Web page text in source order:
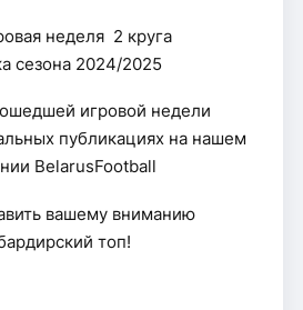
неделя 2 круга
сезона 2024/2025
игровой недели
публикациях на нашем
BelarusFootball
вашему вниманию
топ!